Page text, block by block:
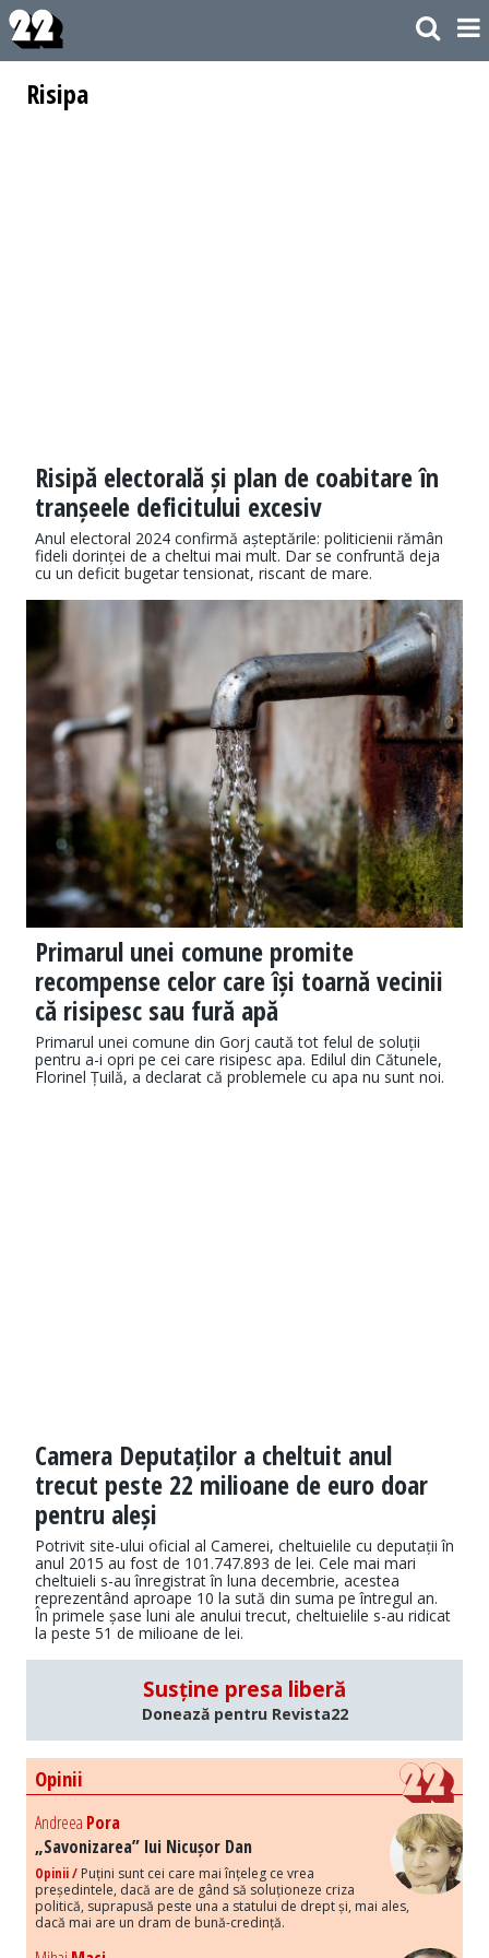
Risipa
Risipă electorală și plan de coabitare în
tranșeele deficitului excesiv
Anul electoral 2024 confirmă așteptările: politicienii rămân
fideli dorinței de a cheltui mai mult. Dar se confruntă deja
cu un deficit bugetar tensionat, riscant de mare.
Primarul unei comune promite
recompense celor care își toarnă vecinii
că risipesc sau fură apă
Primarul unei comune din Gorj caută tot felul de soluții
pentru a-i opri pe cei care risipesc apa. Edilul din Cătunele,
Florinel Țuilă, a declarat că problemele cu apa nu sunt noi.
Camera Deputaților a cheltuit anul
trecut peste 22 milioane de euro doar
pentru aleși
Potrivit site-ului oficial al Camerei, cheltuielile cu deputații în
anul 2015 au fost de 101.747.893 de lei. Cele mai mari
cheltuieli s-au înregistrat în luna decembrie, acestea
reprezentând aproape 10 la sută din suma pe întregul an.
În primele șase luni ale anului trecut, cheltuielile s-au ridicat
la peste 51 de milioane de lei.
Susține presa liberă
Donează pentru Revista22
Opinii
Andreea Pora
„Savonizarea” lui Nicușor Dan
Opinii / Puțini sunt cei care mai înțeleg ce vrea
președintele, dacă are de gând să soluționeze criza
politică, suprapusă peste una a statului de drept și, mai ales,
dacă mai are un dram de bună-credință.